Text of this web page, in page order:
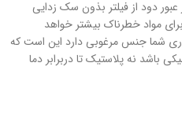
عبور دود از فیلتر بذون سک زدایی
مواد خطرناک بیشتر خواهد
شما جنس مرغوبی دارد این است که
نه پلاستیک تا دربرابر دما